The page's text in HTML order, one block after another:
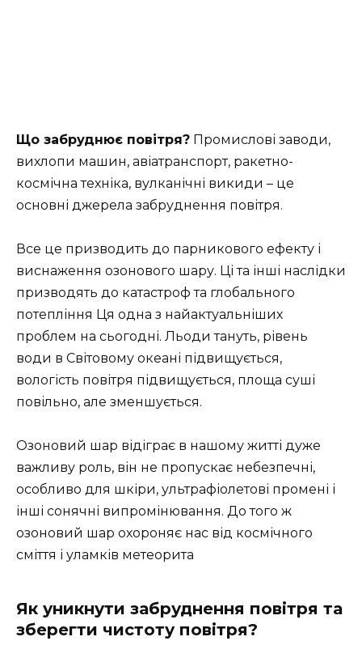
Що забруднює повітря? Промислові заводи,
вихлопи машин, авіатранспорт, ракетно-
космічна техніка, вулканічні викиди – це
основні джерела забруднення повітря.
Все це призводить до парникового ефекту і
виснаження озонового шару. Ці та інші наслідки
призводять до катастроф та глобального
потепління Ця одна з найактуальніших
проблем на сьогодні. Льоди тануть, рівень
води в Світовому океані підвищується,
вологість повітря підвищується, площа суші
повільно, але зменшується.
Озоновий шар відіграє в нашому житті дуже
важливу роль, він не пропускає небезпечні,
особливо для шкіри, ультрафіолетові промені і
інші сонячні випромінювання. До того ж
озоновий шар охороняє нас від космічного
сміття і уламків метеорита
Як уникнути забруднення повітря та
зберегти чистоту повітря?